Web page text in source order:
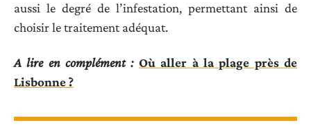
aussi le degré de l’infestation, permettant ainsi de
choisir le traitement adéquat.
A lire en complément : Où aller à la plage près de
Lisbonne ?